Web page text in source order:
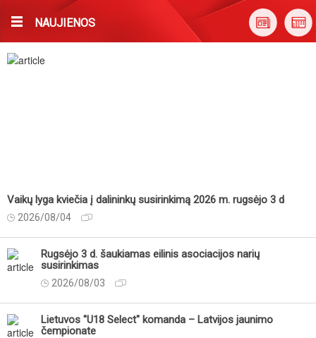
NAUJIENOS
Vaikų lyga kviečia į dalininkų susirinkimą 2026 m. rugsėjo 3 d
2026/08/04
Rugsėjo 3 d. šaukiamas eilinis asociacijos narių
susirinkimas
2026/08/03
Lietuvos "U18 Select" komanda – Latvijos jaunimo
čempionate